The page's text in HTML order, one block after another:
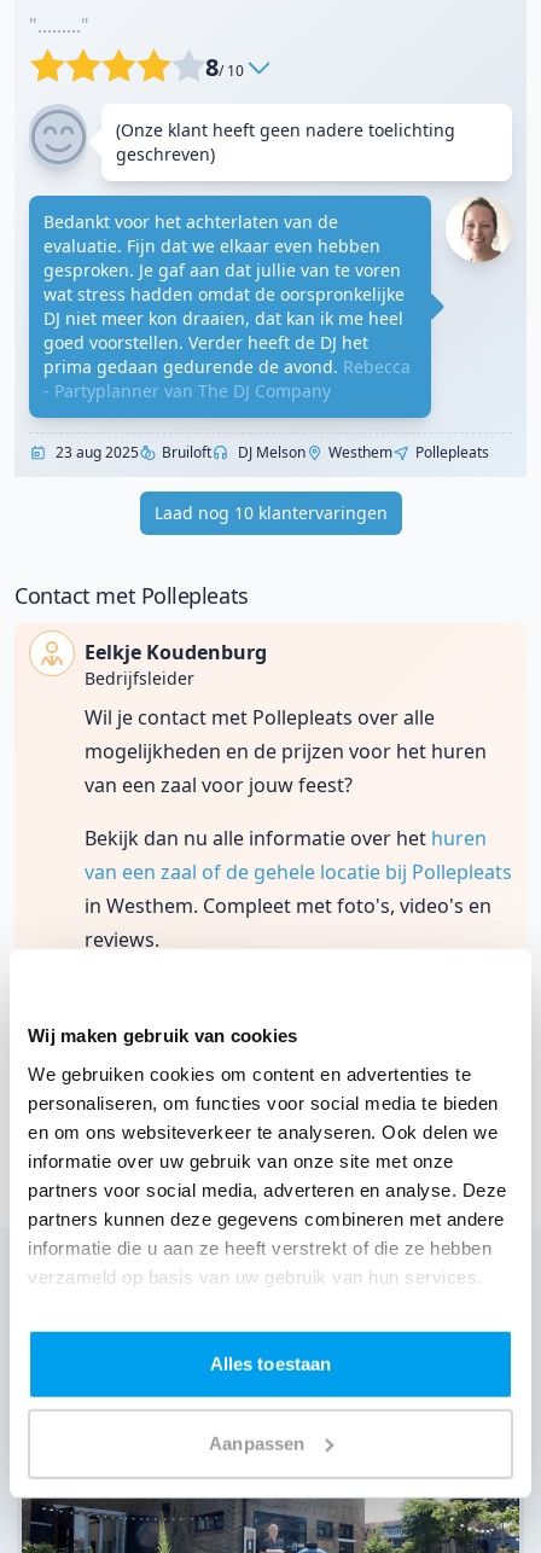
Wij maken gebruik van cookies
We gebruiken cookies om content en advertenties te
personaliseren, om functies voor social media te bieden
en om ons websiteverkeer te analyseren. Ook delen we
informatie over uw gebruik van onze site met onze
partners voor social media, adverteren en analyse. Deze
partners kunnen deze gegevens combineren met andere
informatie die u aan ze heeft verstrekt of die ze hebben
verzameld op basis van uw gebruik van hun services.
Alles toestaan
Aanpassen
"........."
8/ 10
(Onze klant heeft geen nadere toelichting
geschreven)
Bedankt voor het achterlaten van de
evaluatie. Fijn dat we elkaar even hebben
gesproken. Je gaf aan dat jullie van te voren
wat stress hadden omdat de oorspronkelijke
DJ niet meer kon draaien, dat kan ik me heel
goed voorstellen. Verder heeft de DJ het
prima gedaan gedurende de avond. Rebecca
- Partyplanner van The DJ Company
23 aug 2025 Bruiloft DJ Melson Westhem Pollepleats
Laad nog 10 klantervaringen
Contact met Pollepleats
Eelkje Koudenburg
Bedrijfsleider
Wil je contact met Pollepleats over alle
mogelijkheden en de prijzen voor het huren
van een zaal voor jouw feest?
Bekijk dan nu alle informatie over het huren
van een zaal of de gehele locatie bij Pollepleats
in Westhem. Compleet met foto's, video's en
reviews.
9,1 uit 92 ervaringen
Zaal huren
Wij zijn partner van 100-en feestlocaties
Lees reviews van onze DJ's op jouw locatie